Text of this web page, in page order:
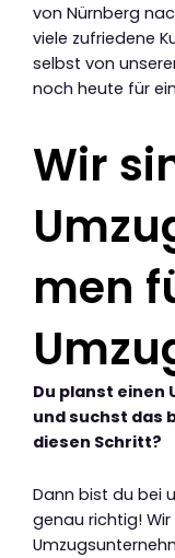
von Nürnberg
viele zufriedene
selbst von
noch heute für
Wir
men
Du planst einen
und suchst das
diesen Schritt?
Dann bist du bei
genau richtig!